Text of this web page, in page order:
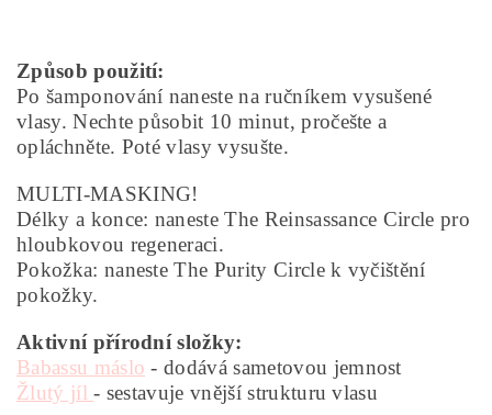
Způsob použití:
Po šamponování naneste na ručníkem vysušené
vlasy. Nechte působit 10 minut, pročešte a
opláchněte. Poté vlasy vysušte.
MULTI-MASKING!
Délky a konce: naneste The Reinsassance Circle pro
hloubkovou regeneraci.
Pokožka: naneste The Purity Circle k vyčištění
pokožky.
Aktivní přírodní složky:
Babassu máslo - dodává sametovou jemnost
Žlutý jíl- sestavuje vnější strukturu vlasu